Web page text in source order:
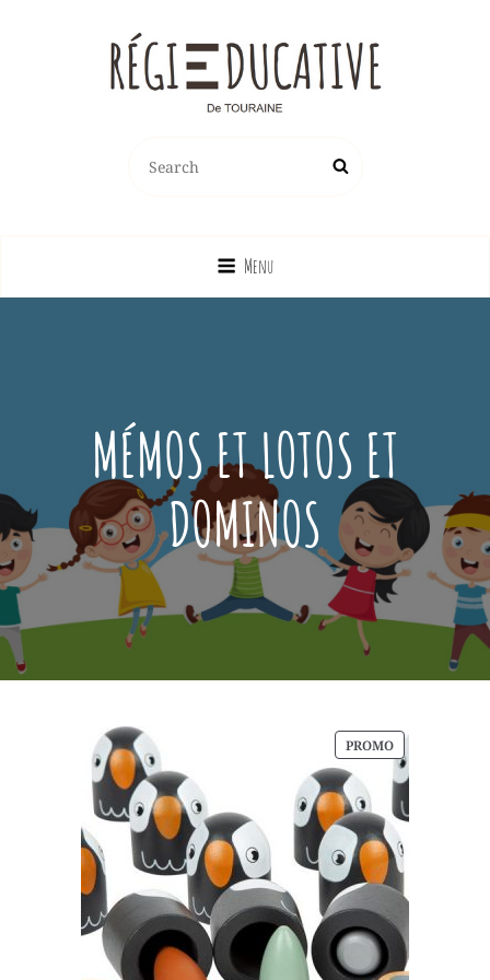
Vente Sur La France Métropolitaine, Ou Emprunt Sur La Touraine, De
for:
Search
Menu
MÉMOS ET LOTOS ET
DOMINOS
PROMOPRODUIT
EN
PROMOTION